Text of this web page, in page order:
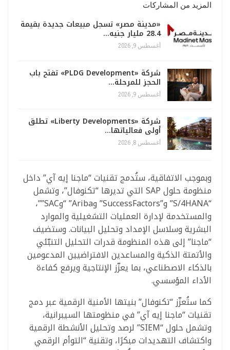
المزيد من المشاركات
«مدينة مصر» تسجل مبيعات جديدة بقيمة
28.4 مليار جنيه…
أغسطس 9, 2026
شركة «PLDG Development» تفتح باب
الحجز للمرحلة…
أغسطس 9, 2026
شركة «Liberty Developments» تطلق
أولى فعالياتها…
أغسطس 8, 2026
وبموجب الاتفاقية، ستُدمج تقنيات “ماجنا إيه آي” داخل
منظومة حلول SAP التي تديرها “تكنوفال”، وتشمل
“S/4HANA” و”SuccessFactors” وAriba” “وSAC””،
والمستخدمة لإدارة العمليات التشغيلية والموارد
البشرية وسلاسل الإمداد وتحليل البيانات. وستضيف
“ماجنا” إلى هذه المنظومة قدرات التحليل التنبّئي
والأتمتة الذكية والمساعدين الافتراضيين المدعومين
بالذكاء الاصطناعي، بما يعزّز الإنتاجية ويرفع كفاءة
الأداء المؤسسي.
كما ستُعزّز “تكنوفال” بنيتها الأمنية الرقمية عبر دمج
تقنيات “ماجنا إيه آي” في منظومتها السيبرانية،
وتشمل حلول “SIEM” لرصد وتحليل الأنشطة الرقمية
واكتشاف التهديدات مبكرًا، وتقنية “التوأم الرقمي